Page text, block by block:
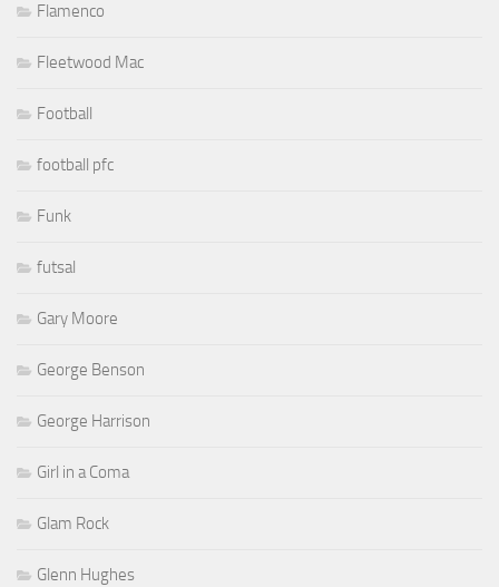
Flamenco
Fleetwood Mac
Football
football pfc
Funk
futsal
Gary Moore
George Benson
George Harrison
Girl in a Coma
Glam Rock
Glenn Hughes